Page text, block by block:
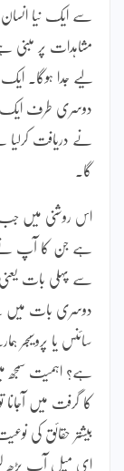
سے ایک نیا
مشاہدات پر مبنی
لیے جدا ہوگا۔
دوسری طرف ایک
نے دریافت کرلیا
گا۔
اس روشنی میں جب
ہے جن کا آپ نے
سے پہلی بات یعنی
دوسری بات میں
سائنس یا پروسیجر
ہے؟ اہمیت
کا گرفت میں
بیشتر حقائق کی
ای میل آپ پڑھ